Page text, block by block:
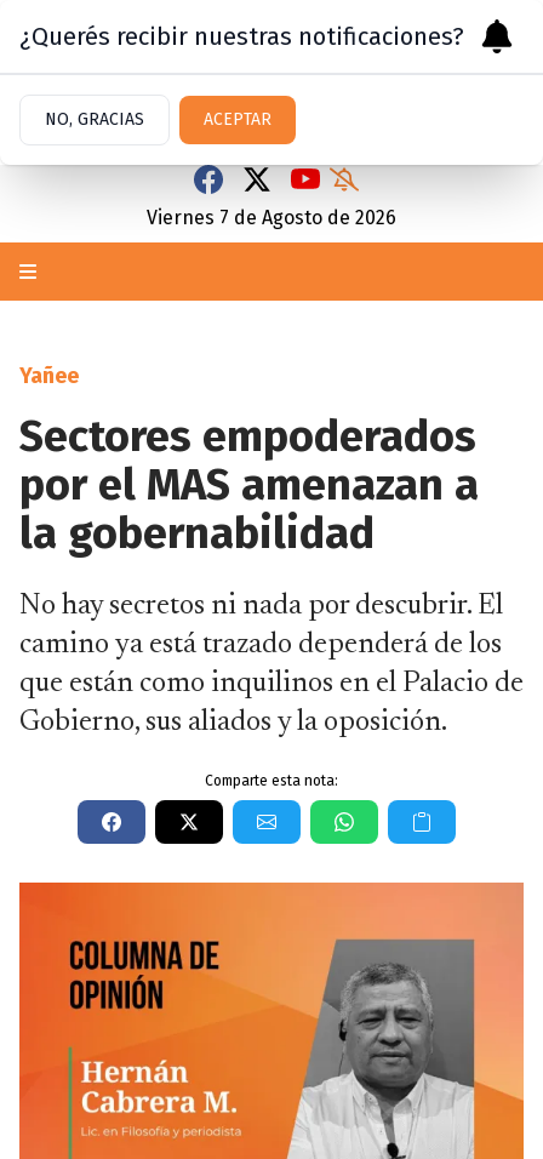
Viernes 7 de Agosto de 2026
Yañee
Sectores empoderados
por el MAS amenazan a
la gobernabilidad
No hay secretos ni nada por descubrir. El
camino ya está trazado dependerá de los
que están como inquilinos en el Palacio de
Gobierno, sus aliados y la oposición.
Comparte esta nota:
¿Querés recibir nuestras notificaciones?
NO, GRACIAS ACEPTAR